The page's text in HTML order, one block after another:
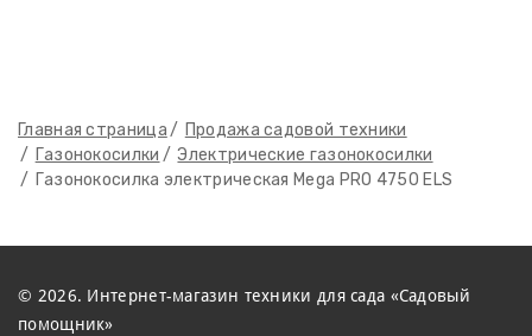
Главная страница
Продажа садовой техники
Газонокосилки
Электрические газонокосилки
Газонокосилка электрическая Mega PRO 4750 ELS
© 2026. Интернет-магазин техники для сада «Садовый
помощник»